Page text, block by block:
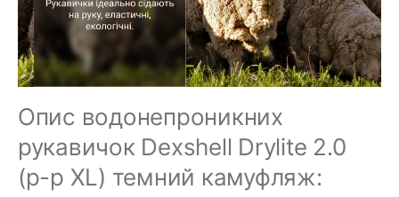
Опис водонепроникних
рукавичок Dexshell Drylite 2.0
(р-р XL) темний камуфляж: